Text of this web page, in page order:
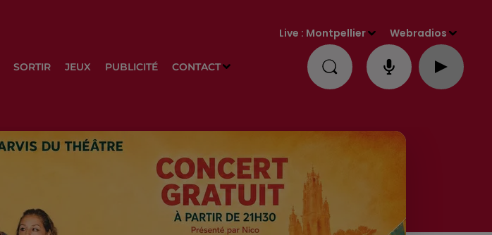
SORTIR JEUX PUBLICITÉ CONTACT
Live : Montpellier Webradios